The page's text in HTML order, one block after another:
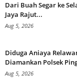
Dari Buah Segar ke
Jaya Rajut...
Aug 5, 2026
Diduga Aniaya
Diamankan Polsek
Aug 5, 2026